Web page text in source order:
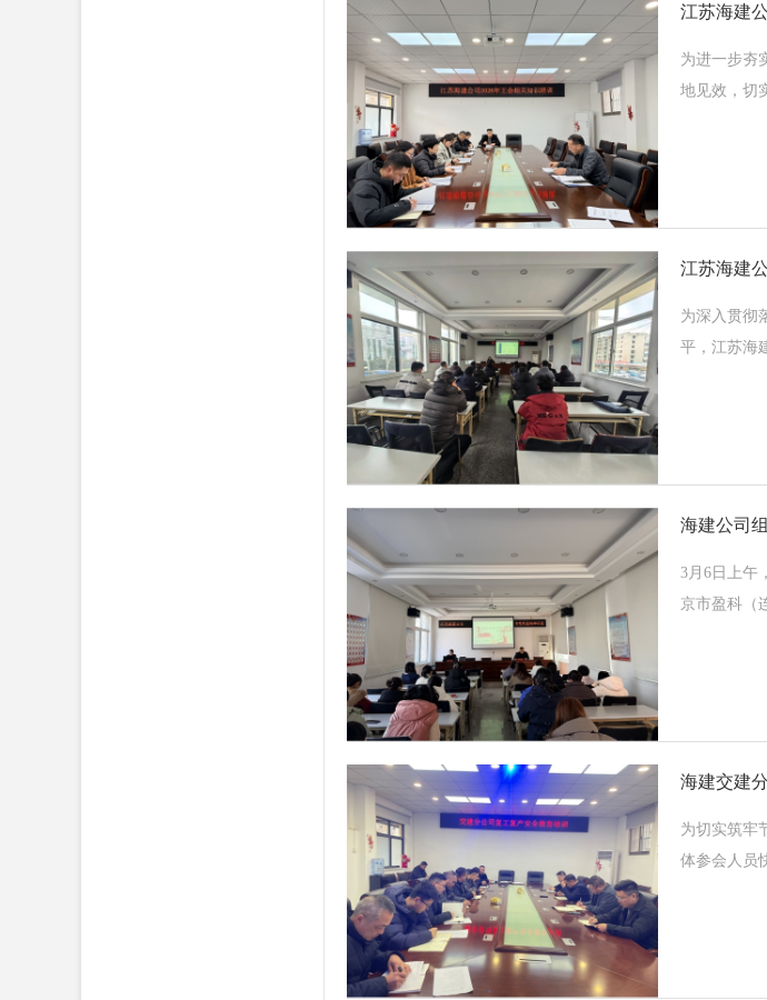
江苏海建
为进一步夯
地见效，切
江苏海建
为深入贯彻
平，江苏海
海建公司
3月6日上午
京市盈科（
海建交建
为切实筑牢
体参会人员